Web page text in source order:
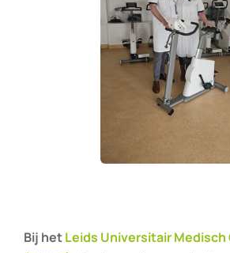
Bij hetLeids Universitair